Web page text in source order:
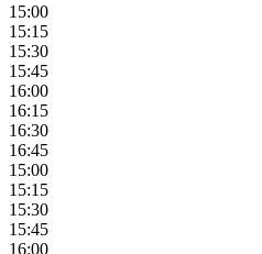
15:00
15:15
15:30
15:45
16:00
16:15
16:30
16:45
15:00
15:15
15:30
15:45
16:00